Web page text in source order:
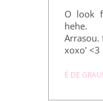
O look
hehe.
Arrasou.
xoxo' <3
É DE GRAU!